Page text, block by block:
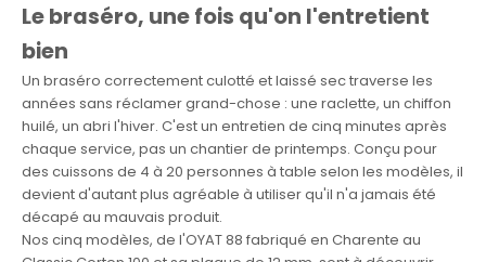
Le braséro, une fois qu'on l'entretient
bien
Un braséro correctement culotté et laissé sec traverse les
années sans réclamer grand-chose : une raclette, un chiffon
huilé, un abri l'hiver. C'est un entretien de cinq minutes après
chaque service, pas un chantier de printemps. Conçu pour
des cuissons de 4 à 20 personnes à table selon les modèles, il
devient d'autant plus agréable à utiliser qu'il n'a jamais été
décapé au mauvais produit.
Nos cinq modèles, de l'OYAT 88 fabriqué en Charente au